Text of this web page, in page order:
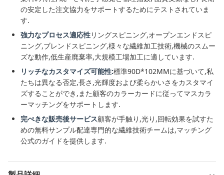
の安定した注文協力をサポートするためにテストされていま
す.
強力なプロセス適応性リングスピニング,オープンエンドスピ
ニング,ブレンドスピニング,様々な繊維加工技術,機械のスムー
ズな動作,低生産廃棄率,大規模工場加工に適しています.
リッチなカスタマイズ可能性:標準90D*102MMに基づいて,私
たちは異なる否定,長さ,光輝度および柔らかいさをカスタマイ
ズすることができ,また顧客のカラーカードに従ってマスカラ
ーマッチングをサポートします.
完ぺきな販売後サービス顧客が手触り,光り,回転効果を試すた
めの無料サンプル配達専門的な繊維技術チームは,マッチング
公式のガイドを提供します.